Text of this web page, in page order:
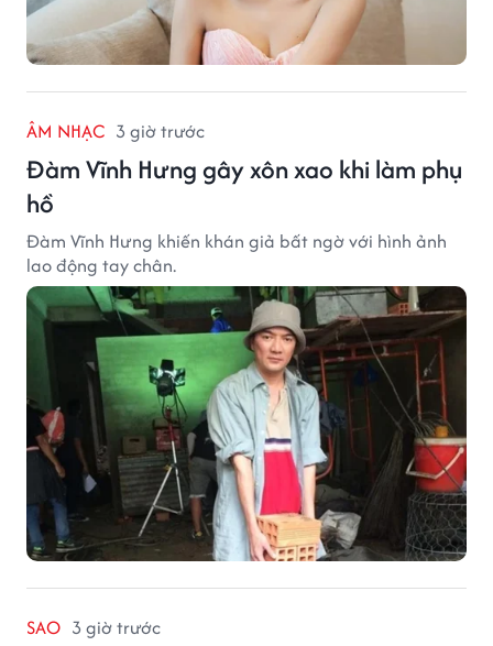
ÂM NHẠC 3 giờ trước
Đàm Vĩnh Hưng gây xôn xao khi làm phụ
hồ
Đàm Vĩnh Hưng khiến khán giả bất ngờ với hình ảnh
lao động tay chân.
SAO 3 giờ trước